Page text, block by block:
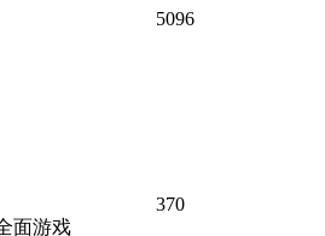
5096
370